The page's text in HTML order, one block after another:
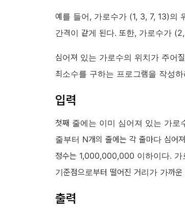
예를 들어, 가로수가 (1, 3, 7, 13)의
간격이 같게 된다. 또한, 가로수가
심어져 있는 가로수의 위치가 주어
최소수를 구하는 프로그램을 작성
입력
첫째 줄에는 이미 심어져 있는 가
줄부터 N개의 줄에는 각 줄마다 심어
정수는 1,000,000,000 이하이다. 가
기준점으로부터 떨어진 거리가 가까
출력